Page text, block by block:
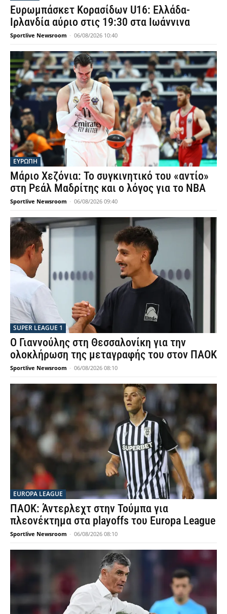
Ευρωμπάσκετ Κορασίδων U16: Ελλάδα-
Ιρλανδία αύριο στις 19:30 στα Ιωάννινα
Sportlive Newsroom - 06/08/2026 10:40
ΕΥΡΩΠΗ
Μάριο Χεζόνια: Το συγκινητικό του «αντίο»
στη Ρεάλ Μαδρίτης και ο λόγος για το NBA
Sportlive Newsroom - 06/08/2026 09:40
SUPER LEAGUE 1
Ο Γιαννούλης στη Θεσσαλονίκη για την
ολοκλήρωση της μεταγραφής του στον ΠΑΟΚ
Sportlive Newsroom - 06/08/2026 08:10
EUROPA LEAGUE
ΠΑΟΚ: Άντερλεχτ στην Τούμπα για
πλεονέκτημα στα playoffs του Europa League
Sportlive Newsroom - 06/08/2026 08:10